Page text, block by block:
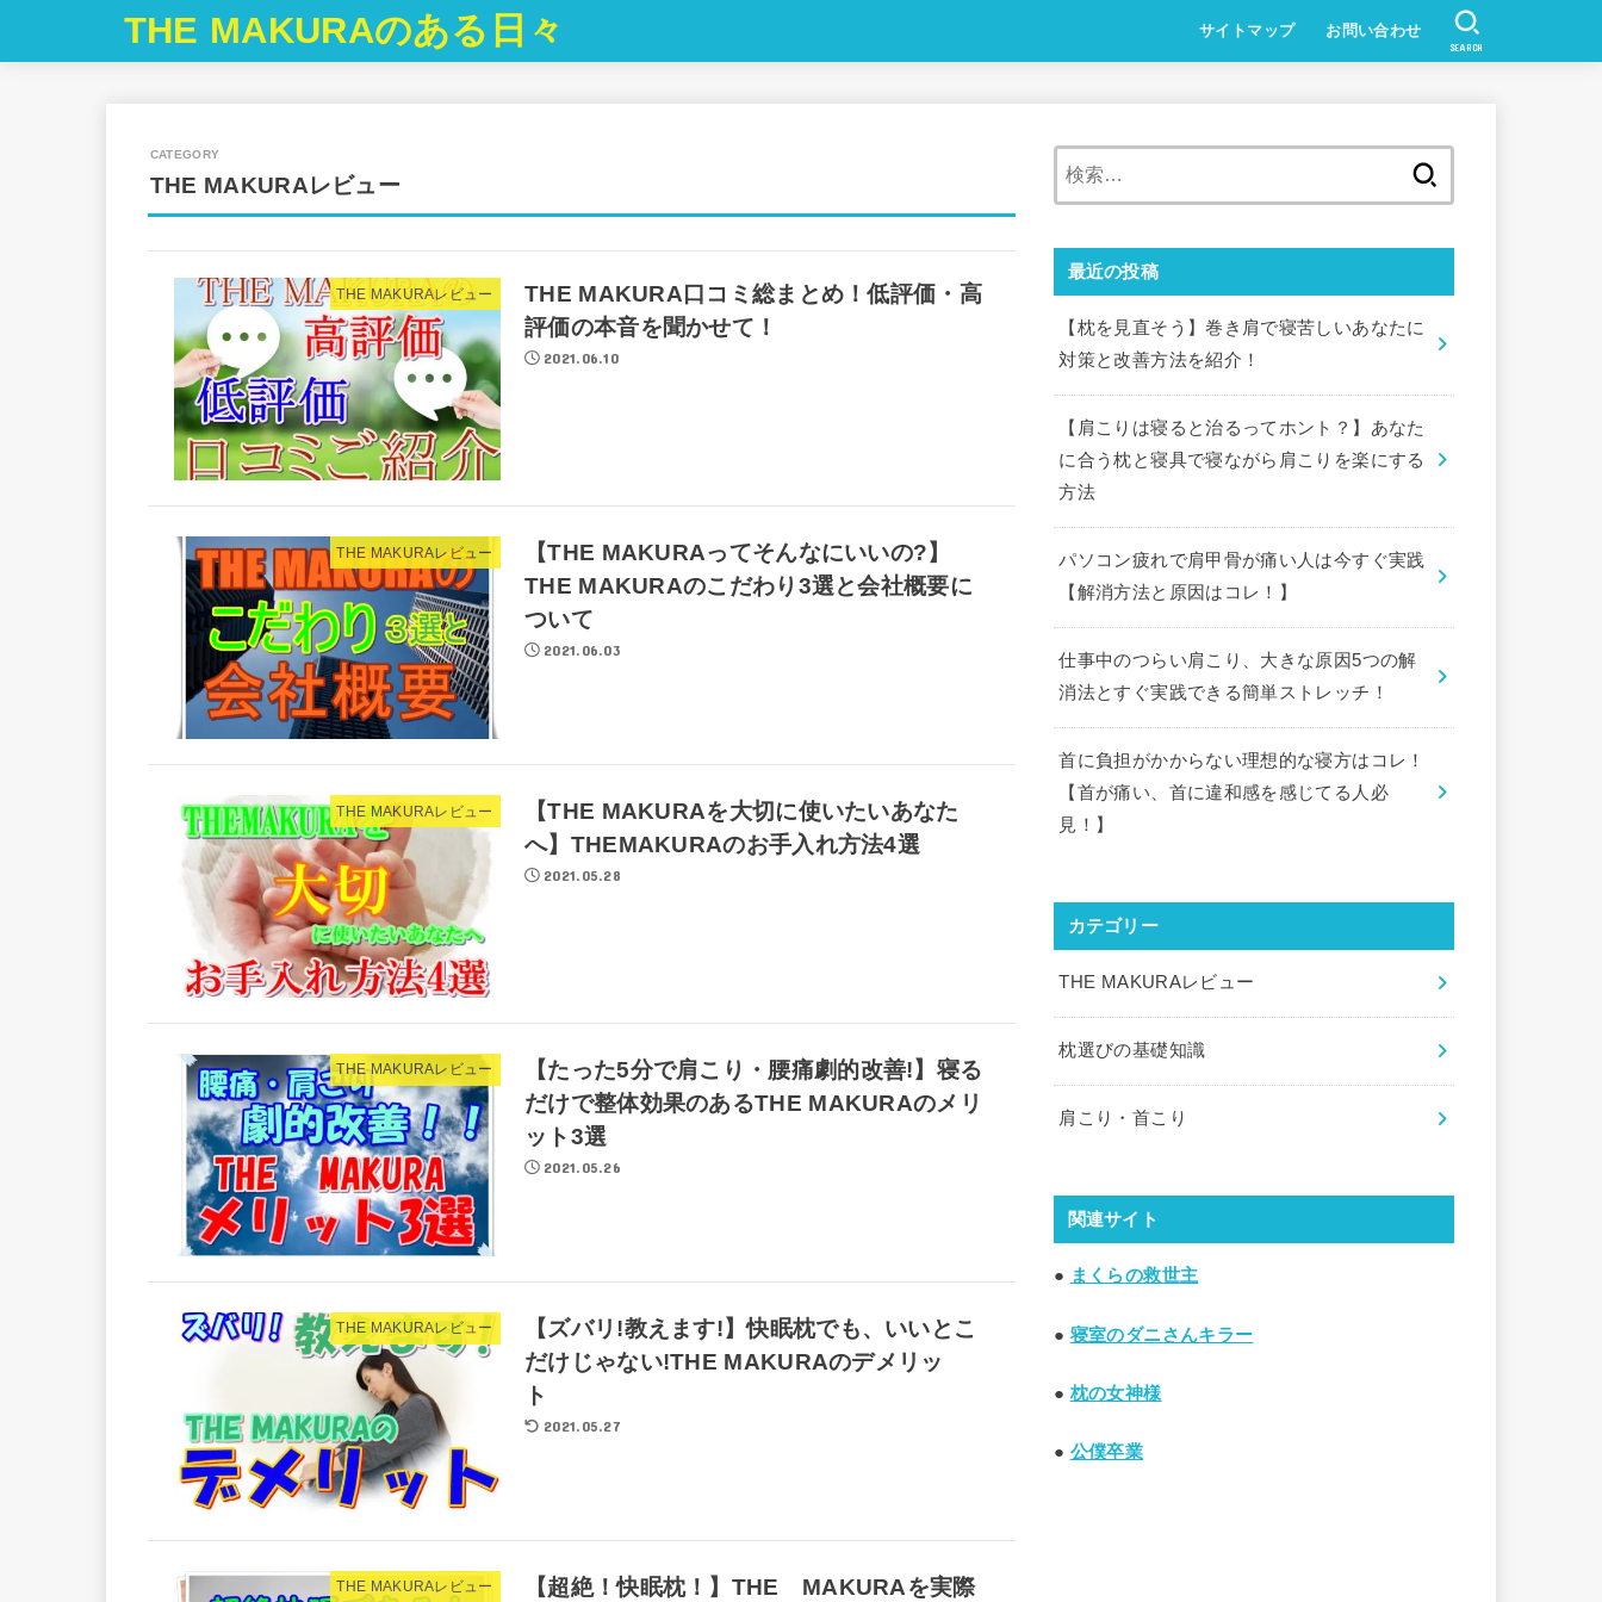
THE MAKURAのある日々 サイトマップ お問い合わせ
SEARCH
THE MAKURAレビュー
THE MAKURAレビュー
THE MAKURA口コミ総まとめ！低評価・高
評価の本音を聞かせて！
2021.06.10
THE MAKURAレビュー
【THE MAKURAってそんなにいいの?】
THE MAKURAのこだわり3選と会社概要に
ついて
2021.06.03
THE MAKURAレビュー
【THE MAKURAを大切に使いたいあなた
へ】THEMAKURAのお手入れ方法4選
2021.05.28
THE MAKURAレビュー
【たった5分で肩こり・腰痛劇的改善!】寝る
だけで整体効果のあるTHE MAKURAのメリ
ット3選
2021.05.26
THE MAKURAレビュー
【ズバリ!教えます!】快眠枕でも、いいとこ
だけじゃない!THE MAKURAのデメリッ
ト
2021.05.27
THE MAKURAレビュー 【超絶！快眠枕！】THE MAKURAを実際
最近の投稿
【枕を見直そう】巻き肩で寝苦しいあなたに
対策と改善方法を紹介！
【肩こりは寝ると治るってホント？】あなた
に合う枕と寝具で寝ながら肩こりを楽にする
方法
パソコン疲れで肩甲骨が痛い人は今すぐ実践
【解消方法と原因はコレ！】
仕事中のつらい肩こり、大きな原因5つの解
消法とすぐ実践できる簡単ストレッチ！
首に負担がかからない理想的な寝方はコレ！
【首が痛い、首に違和感を感じてる人必
見！】
カテゴリー
THE MAKURAレビュー
枕選びの基礎知識
肩こり・首こり
関連サイト
● まくらの救世主
● 寝室のダニさんキラー
● 枕の女神様
● 公僕卒業